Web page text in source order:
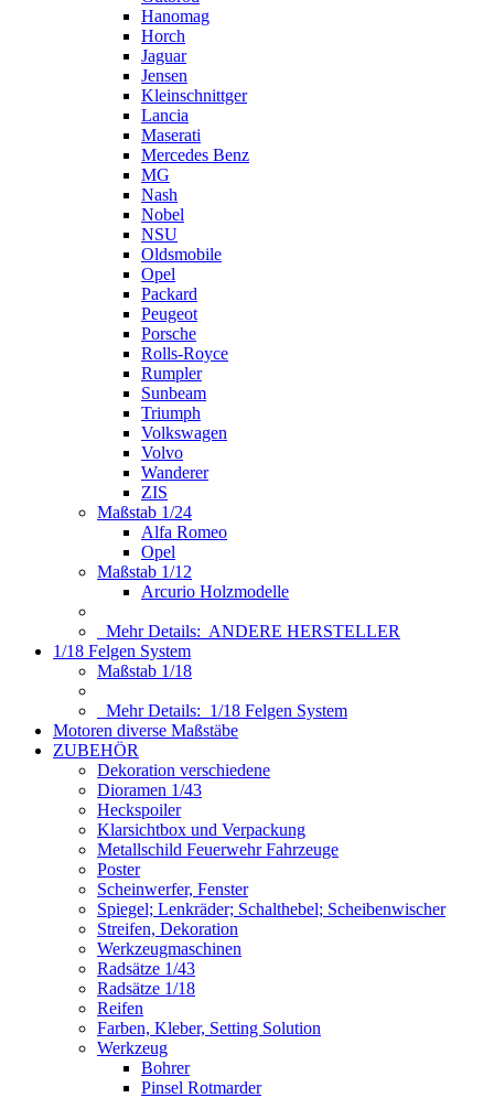
Hanomag
Horch
Jaguar
Jensen
Kleinschnittger
Lancia
Maserati
Mercedes Benz
MG
Nash
Nobel
NSU
Oldsmobile
Opel
Packard
Peugeot
Porsche
Rolls-Royce
Rumpler
Sunbeam
Triumph
Volkswagen
Volvo
Wanderer
ZIS
Maßstab 1/24
Alfa Romeo
Opel
Maßstab 1/12
Arcurio Holzmodelle
Mehr Details: ANDERE HERSTELLER
1/18 Felgen System
Maßstab 1/18
Mehr Details: 1/18 Felgen System
Motoren diverse Maßstäbe
ZUBEHÖR
Dekoration verschiedene
Dioramen 1/43
Heckspoiler
Klarsichtbox und Verpackung
Metallschild Feuerwehr Fahrzeuge
Poster
Scheinwerfer, Fenster
Spiegel; Lenkräder; Schalthebel; Scheibenwischer
Streifen, Dekoration
Werkzeugmaschinen
Radsätze 1/43
Radsätze 1/18
Reifen
Farben, Kleber, Setting Solution
Werkzeug
Bohrer
Pinsel Rotmarder